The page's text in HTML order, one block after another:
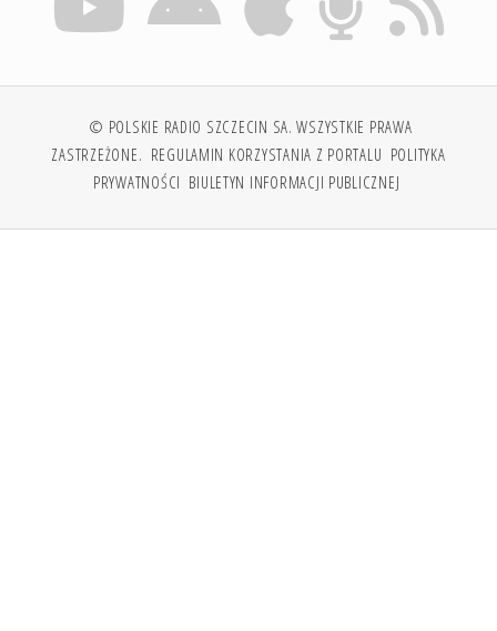
© POLSKIE RADIO SZCZECIN SA. WSZYSTKIE PRAWA
ZASTRZEŻONE. REGULAMIN KORZYSTANIA Z PORTALU POLITYKA
PRYWATNOŚCI BIULETYN INFORMACJI PUBLICZNEJ